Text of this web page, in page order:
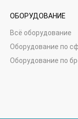
ОБОРУДОВАНИЕ
Всё оборудование
Оборудование по
Оборудование по